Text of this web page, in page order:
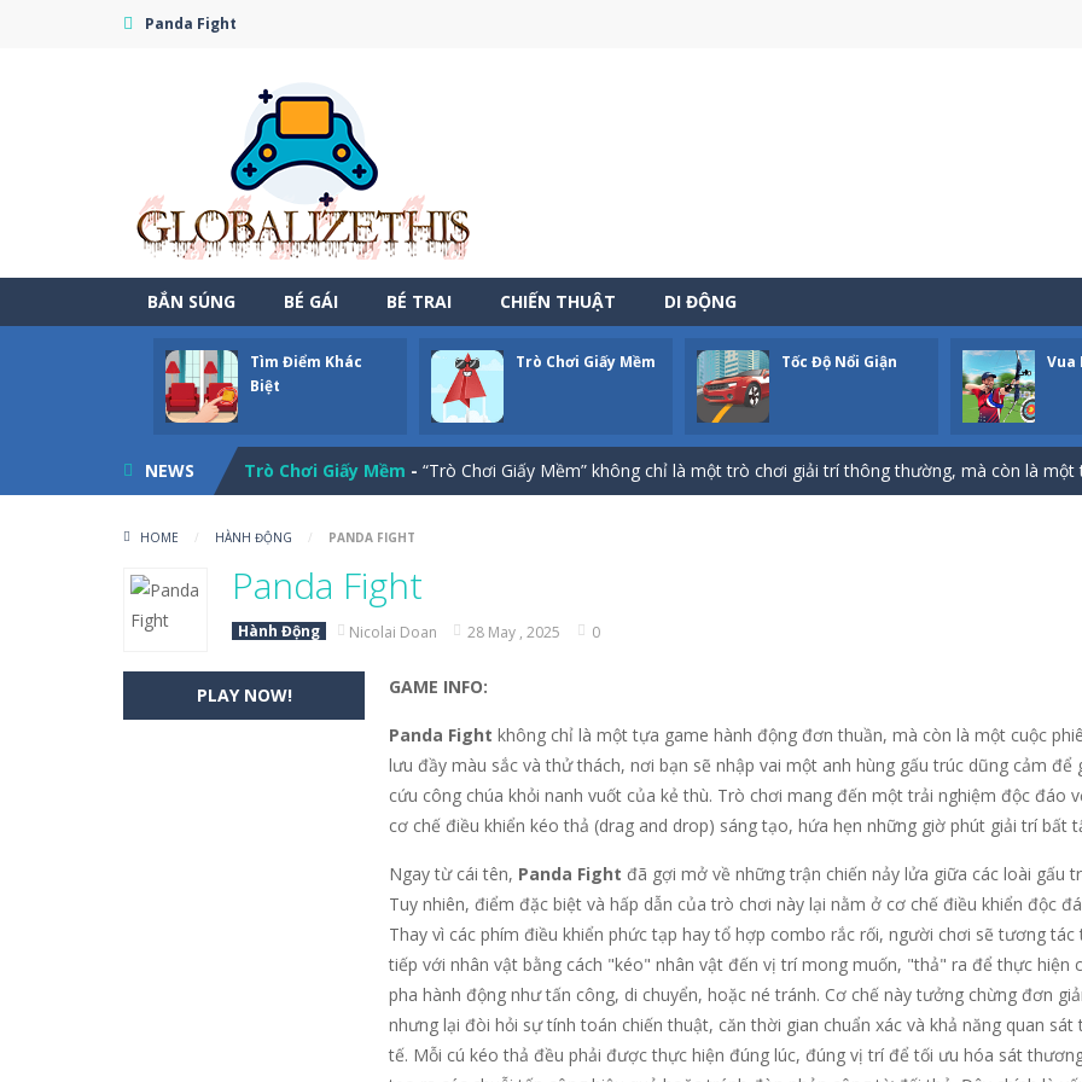
Panda Fight
BẮN SÚNG BÉ GÁI BÉ TRAI CHIẾN THUẬT DI ĐỘNG
Tìm Điểm Khác
Biệt
Trò Chơi Giấy Mềm Tốc Độ Nổi Giận Vua
NEWS
Một Ngày Thư Thái Ở Vùng Quê? -Bạn sẽ hóa thân thành một người nông dân đích thực, bận rộn với việc chăm sóc
“Tìm Điểm Khác Biệt” không chỉ là một thể loại trò chơi kinh điển mà còn là một
Trò Chơi Giấy Mềm - “Trò Chơi Giấy Mềm” không chỉ là một trò chơi giải trí thông thường, mà còn là một
Vua Bắn Cung Vua Bắn Cung – Hãy nhắm mục tiêu, bắn những mũi tên của bạn và trở thành Vua Bắn
Baby Stitch Đáng Yêu Chào mừng bạn đến với Thử Thách Xếp Hình Trượt “Baby Stitch Đáng Yêu”!
Mở ra một hành trình không tưởng, Ghép Nối Tình Bạn không chỉ là một tựa game giải
Sách Tô Màu: Nhím Dễ Thương không chỉ là một trò chơi tô màu thông thường,
-Chuyến Bay Giấy không chỉ là một tựa game arcade thông thường, mà còn là một trải
Cuộc Chạy Của Chiến Binh Man Rợ-“Cuộc Chạy Của Chiến Binh Man Rợ” (Barbarian Run) không chỉ là một
Bạn sẽ hóa thân thành một người nông dân đích thực, bận rộn với việc chăm sóc
Tìm Điểm Khác Biệt-“Tìm Điểm Khác Biệt” không chỉ là một thể loại trò chơi kinh điển mà còn là một
HOME / HÀNH ĐỘNG / PANDA FIGHT
Panda Fight
Hành Động Nicolai Doan 28 May , 2025 0
GAME INFO:
Panda Fight không chỉ là một tựa game hành động đơn thuần, mà còn là một cuộc
lưu đầy màu sắc và thử thách, nơi bạn sẽ nhập vai một anh hùng gấu trúc dũng cảm để
cứu công chúa khỏi nanh vuốt của kẻ thù. Trò chơi mang đến một trải nghiệm độc đáo
cơ chế điều khiển kéo thả (drag and drop) sáng tạo, hứa hẹn những giờ phút giải trí bất
Ngay từ cái tên, Panda Fight đã gợi mở về những trận chiến nảy lửa giữa các loài gấu
Tuy nhiên, điểm đặc biệt và hấp dẫn của trò chơi này lại nằm ở cơ chế điều khiển độc
Thay vì các phím điều khiển phức tạp hay tổ hợp combo rắc rối, người chơi sẽ tương tác
tiếp với nhân vật bằng cách "kéo" nhân vật đến vị trí mong muốn, "thả" ra để thực hiện
pha hành động như tấn công, di chuyển, hoặc né tránh. Cơ chế này tưởng chừng đơn
nhưng lại đòi hỏi sự tính toán chiến thuật, căn thời gian chuẩn xác và khả năng quan sát
tế. Mỗi cú kéo thả đều phải được thực hiện đúng lúc, đúng vị trí để tối ưu hóa sát
PLAY NOW!